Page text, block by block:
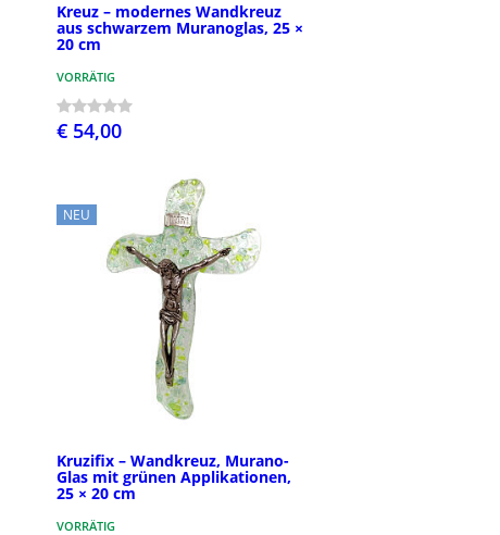
Kreuz – modernes Wandkreuz
aus schwarzem Muranoglas, 25 ×
20 cm
VORRÄTIG
€ 54,00
NEU
Kruzifix – Wandkreuz, Murano-
Glas mit grünen Applikationen,
25 × 20 cm
VORRÄTIG